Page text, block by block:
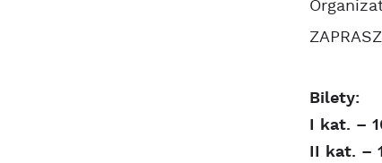
Bilety:
I kat. –
II kat. –